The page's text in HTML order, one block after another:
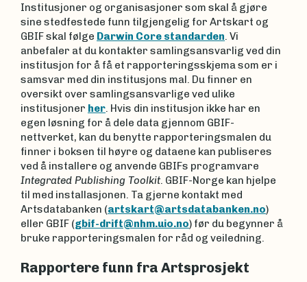
Institusjoner og organisasjoner som skal å gjøre
sine stedfestede funn tilgjengelig for Artskart og
GBIF skal følge Darwin Core standarden. Vi
anbefaler at du kontakter samlingsansvarlig ved din
institusjon for å få et rapporteringsskjema som er i
samsvar med din institusjons mal. Du finner en
oversikt over samlingsansvarlige ved ulike
institusjoner her. Hvis din institusjon ikke har en
egen løsning for å dele data gjennom GBIF-
nettverket, kan du benytte rapporteringsmalen du
finner i boksen til høyre og dataene kan publiseres
ved å installere og anvende GBIFs programvare
Integrated Publishing Toolkit. GBIF-Norge kan hjelpe
til med installasjonen. Ta gjerne kontakt med
Artsdatabanken (artskart@artsdatabanken.no)
eller GBIF (gbif-drift@nhm.uio.no) før du begynner å
bruke rapporteringsmalen for råd og veiledning.
Rapportere funn fra Artsprosjekt